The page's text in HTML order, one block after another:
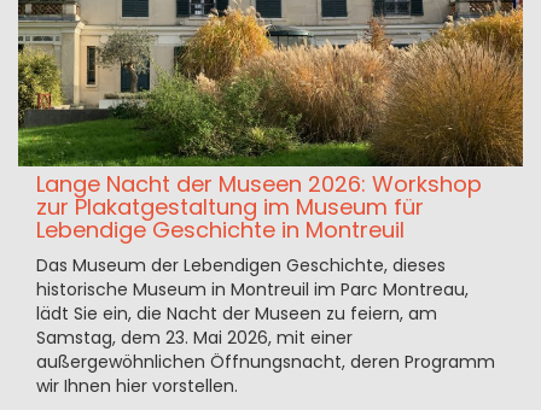
Lange Nacht der Museen 2026: Workshop
zur Plakatgestaltung im Museum für
Lebendige Geschichte in Montreuil
Das Museum der Lebendigen Geschichte, dieses
historische Museum in Montreuil im Parc Montreau,
lädt Sie ein, die Nacht der Museen zu feiern, am
Samstag, dem 23. Mai 2026, mit einer
außergewöhnlichen Öffnungsnacht, deren Programm
wir Ihnen hier vorstellen.